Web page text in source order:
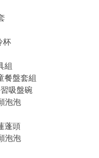
杯
組
餐盤套組
吸盤碗
泡泡
蓬頭
泡泡